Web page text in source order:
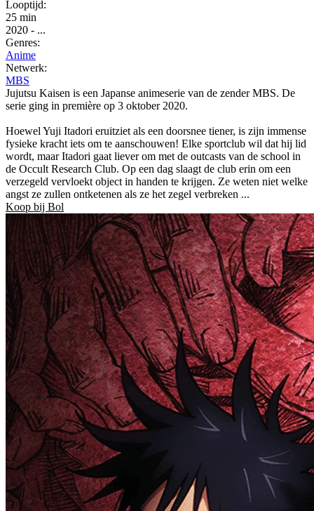
Looptijd:
25 min
2020 - ...
Genres:
Anime
Netwerk:
MBS
Jujutsu Kaisen is een Japanse animeserie van de zender MBS. De
serie ging in première op 3 oktober 2020.
Hoewel Yuji Itadori eruitziet als een doorsnee tiener, is zijn immense
fysieke kracht iets om te aanschouwen! Elke sportclub wil dat hij lid
wordt, maar Itadori gaat liever om met de outcasts van de school in
de Occult Research Club. Op een dag slaagt de club erin om een
verzegeld vervloekt object in handen te krijgen. Ze weten niet welke
angst ze zullen ontketenen als ze het zegel verbreken ...
Koop bij Bol